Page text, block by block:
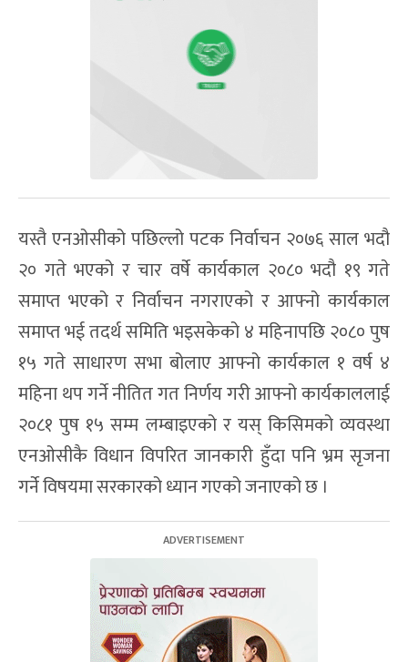
यस्तै एनओसीको पछिल्लो पटक निर्वाचन २०७६ साल भदौ
२० गते भएको र चार वर्षे कार्यकाल २०८० भदौ १९ गते
समाप्त भएको र निर्वाचन नगराएको र आफ्नो कार्यकाल
समाप्त भई तदर्थ समिति भइसकेको ४ महिनापछि २०८० पुष
१५ गते साधारण सभा बोलाए आफ्नो कार्यकाल १ वर्ष ४
महिना थप गर्ने नीतित गत निर्णय गरी आफ्नो कार्यकाललाई
२०८१ पुष १५ सम्म लम्बाइएको र यस् किसिमको व्यवस्था
एनओसीकै विधान विपरित जानकारी हुँदा पनि भ्रम सृजना
गर्ने विषयमा सरकारको ध्यान गएको जनाएको छ ।